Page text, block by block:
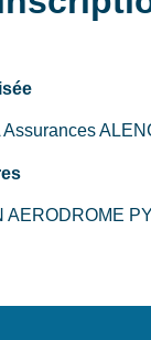
Assurances
AERODROME